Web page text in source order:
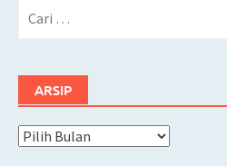
ARSIP
Arsip